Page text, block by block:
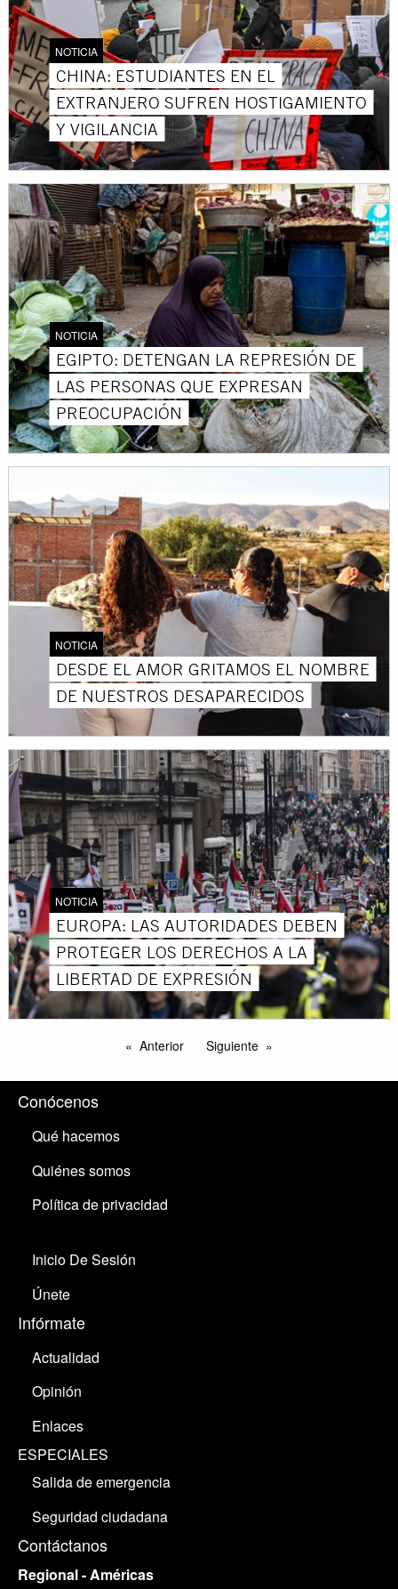
NOTICIA
CHINA: ESTUDIANTES EN EL
EXTRANJERO SUFREN HOSTIGAMIENTO
Y VIGILANCIA
NOTICIA
EGIPTO: DETENGAN LA REPRESIÓN DE
LAS PERSONAS QUE EXPRESAN
PREOCUPACIÓN
NOTICIA
DESDE EL AMOR GRITAMOS EL NOMBRE
DE NUESTROS DESAPARECIDOS
NOTICIA
EUROPA: LAS AUTORIDADES DEBEN
PROTEGER LOS DERECHOS A LA
LIBERTAD DE EXPRESIÓN
Anterior Siguiente
Conócenos
Qué hacemos
Quiénes somos
Política de privacidad
Inicio De Sesión
Únete
Infórmate
Actualidad
Opinión
Enlaces
ESPECIALES
Salida de emergencia
Seguridad ciudadana
Contáctanos
Regional - Américas